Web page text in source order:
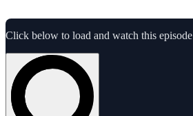
Click below to load and watch this episode